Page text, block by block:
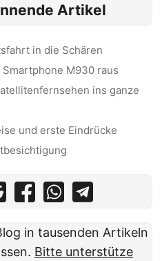
Artikel
in die Schären
M930 raus
ins ganze
und erste Eindrücke
in tausenden Artikeln
Bitte unterstütze